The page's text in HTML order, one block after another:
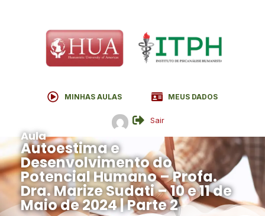
MINHAS AULAS MEUS DADOS
Sair
Aula
Autoestima e
Desenvolvimento do
Potencial Humano – Profa.
Dra. Marize Sudati – 10 e 11 de
Maio de 2024 | Parte 2